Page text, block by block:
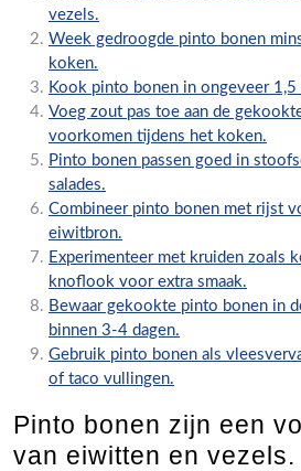
vezels.
Week gedroogde pinto bonen
koken.
Kook pinto bonen in ongeveer 1,5
Voeg zout pas toe aan de
voorkomen tijdens het koken.
Pinto bonen passen goed in
salades.
Combineer pinto bonen met rijst
eiwitbron.
Experimenteer met kruiden zoals
knoflook voor extra smaak.
Bewaar gekookte pinto bonen in
binnen 3-4 dagen.
Gebruik pinto bonen als
of taco vullingen.
Pinto bonen zijn een
van eiwitten en vezels.